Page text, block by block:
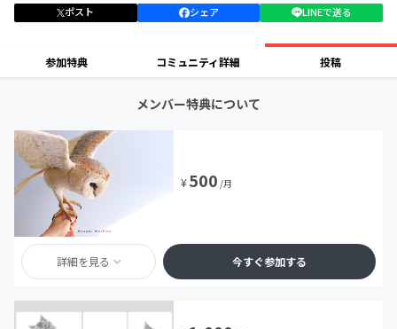
ポスト シェア LINEで送る
参加特典 コミュニティ詳細 投稿
メンバー特典について
¥500 /月
詳細を見る 今すぐ参加する